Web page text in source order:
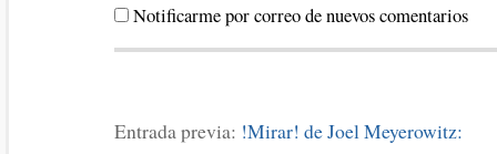
Notificarme por correo de nuevos comentarios
Entrada previa: !Mirar! de Joel Meyerowitz: